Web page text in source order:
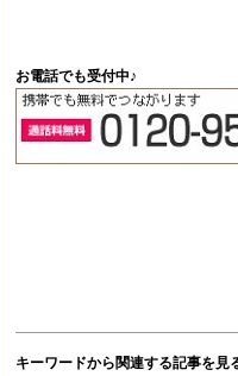
お電話でも受付中♪
キーワードから関連する記事を見